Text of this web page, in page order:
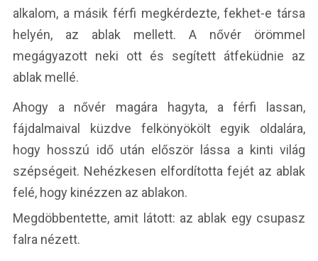
alkalom, a másik férfi megkérdezte, fekhet-e társa
helyén, az ablak mellett. A nővér örömmel
megágyazott neki ott és segített átfeküdnie az
ablak mellé.
Ahogy a nővér magára hagyta, a férfi lassan,
fájdalmaival küzdve felkönyökölt egyik oldalára,
hogy hosszú idő után először lássa a kinti világ
szépségeit. Nehézkesen elfordította fejét az ablak
felé, hogy kinézzen az ablakon.
Megdöbbentette, amit látott: az ablak egy csupasz
falra nézett.